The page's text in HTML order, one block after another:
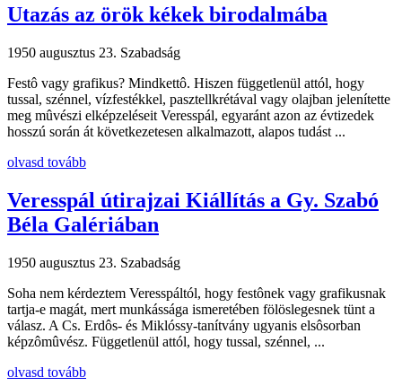
Utazás az örök kékek birodalmába
1950 augusztus 23. Szabadság
Festô vagy grafikus? Mindkettô. Hiszen függetlenül attól, hogy
tussal, szénnel, vízfestékkel, pasztellkrétával vagy olajban jelenítette
meg mûvészi elképzeléseit Veresspál, egyaránt azon az évtizedek
hosszú során át következetesen alkalmazott, alapos tudást ...
olvasd tovább
Veresspál útirajzai Kiállítás a Gy. Szabó
Béla Galériában
1950 augusztus 23. Szabadság
Soha nem kérdeztem Veresspáltól, hogy festônek vagy grafikusnak
tartja-e magát, mert munkássága ismeretében fölöslegesnek tünt a
válasz. A Cs. Erdôs- és Miklóssy-tanítvány ugyanis elsôsorban
képzômûvész. Függetlenül attól, hogy tussal, szénnel, ...
olvasd tovább